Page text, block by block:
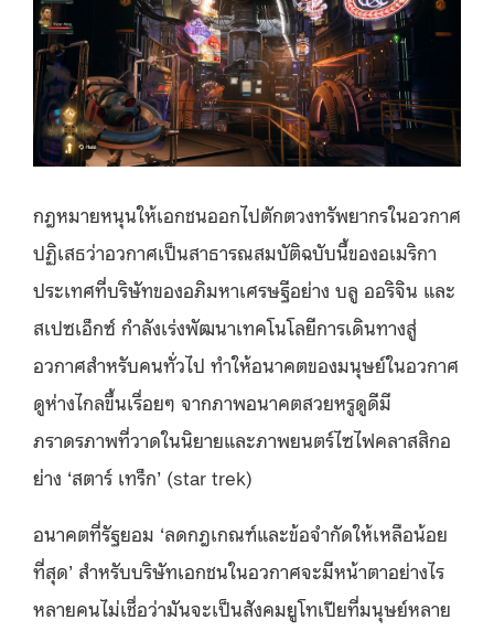
กฎหมายหนุนให้เอกชนออกไปตักตวงทรัพยากรในอวกาศ
ปฏิเสธว่าอวกาศเป็นสาธารณสมบัติฉบับนี้ของอเมริกา
ประเทศที่บริษัทของอภิมหาเศรษฐีอย่าง บลู ออริจิน และ
สเปซเอ็กซ์ กำลังเร่งพัฒนาเทคโนโลยีการเดินทางสู่
อวกาศสำหรับคนทั่วไป ทำให้อนาคตของมนุษย์ในอวกาศ
ดูห่างไกลขึ้นเรื่อยๆ จากภาพอนาคตสวยหรูดูดีมี
ภราดรภาพที่วาดในนิยายและภาพยนตร์ไซไฟคลาสสิกอ
ย่าง ‘สตาร์ เทร็ก’ (star trek)
อนาคตที่รัฐยอม ‘ลดกฎเกณฑ์และข้อจำกัดให้เหลือน้อย
ที่สุด’ สำหรับบริษัทเอกชนในอวกาศจะมีหน้าตาอย่างไร
หลายคนไม่เชื่อว่ามันจะเป็นสังคมยูโทเปียที่มนุษย์หลาย